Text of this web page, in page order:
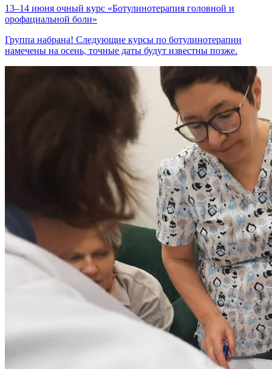
13–14 июня очный курс «Ботулинотерапия головной и
орофациальной боли»
Группа набрана! Следующие курсы по ботулинотерапии
намечены на осень, точные даты будут известны позже.